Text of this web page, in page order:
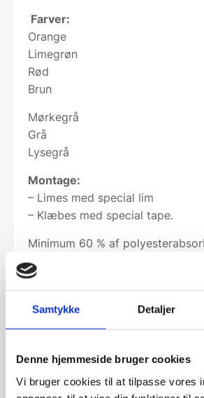
Samtykke Detaljer
Denne hjemmeside bruger cookies
Vi bruger cookies til at tilpasse vores
Farver:
Orange
Limegrøn
Rød
Brun
Mørkegrå
Grå
Lysegrå
Montage:
– Limes med special lim
– Klæbes med special tape.
Minimum 60 % af
på upcyclede plastikflasker. De
40 % er nye polyesterfibre som
Hexagonerne er produceret i